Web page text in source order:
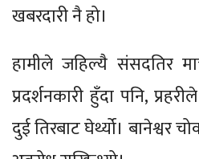
खबरदारी नै हो।
हामीले जहिल्यै संसदतिर
प्रदर्शनकारी हुँदा पनि,
दुई तिरबाट घेर्थ्यो। बानेश्वर